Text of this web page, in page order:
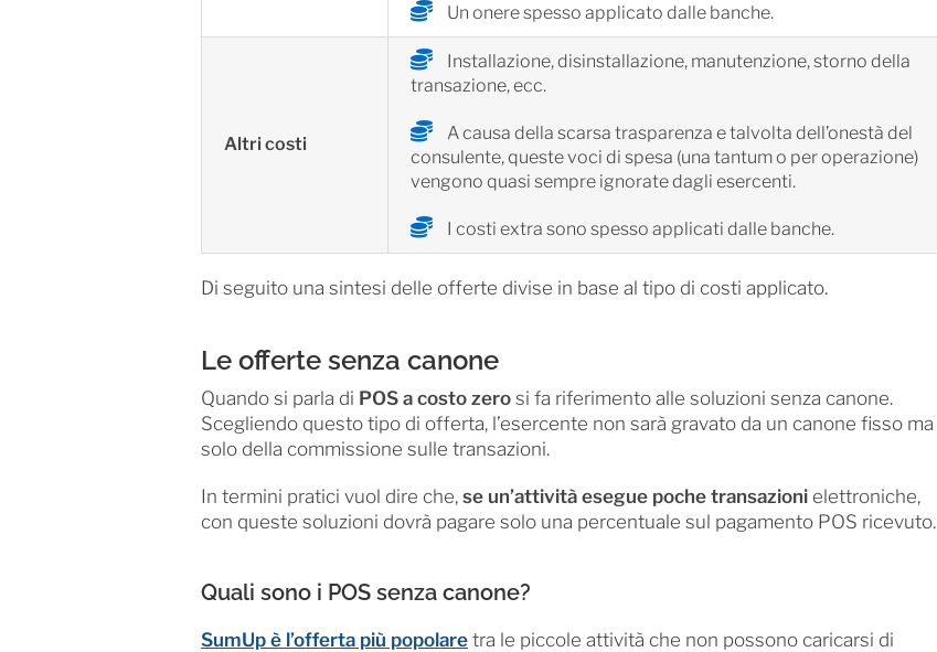
Un onere spesso applicato dalle banche.
Altri costi
Installazione, disinstallazione, manutenzione, storno della
transazione, ecc.
A causa della scarsa trasparenza e talvolta dell’onestà del
consulente, queste voci di spesa (una tantum o per operazione)
vengono quasi sempre ignorate dagli esercenti.
I costi extra sono spesso applicati dalle banche.
Di seguito una sintesi delle offerte divise in base al tipo di costi applicato.
Le offerte senza canone
Quando si parla di POS a costo zerosi fa riferimento alle soluzioni senza canone.
Scegliendo questo tipo di offerta, l’esercente non sarà gravato da un canone fisso ma
solo della commissione sulle transazioni.
In termini pratici vuol dire che, se un’attività esegue poche transazionielettroniche,
con queste soluzioni dovrà pagare solo una percentuale sul pagamento POS ricevuto.
Quali sono i POS senza canone?
SumUp è l’offerta più popolaretra le piccole attività che non possono caricarsi di